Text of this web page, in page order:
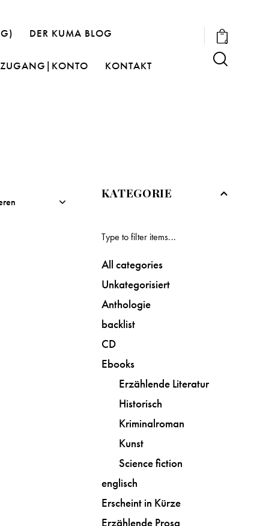
DER KUMA BLOG
ZUGANG|KONTO KONTAKT
0
KATEGORIE
All categories
Unkategorisiert
Anthologie
backlist
CD
Ebooks
Erzählende Literatur
Historisch
Kriminalroman
Kunst
Science fiction
englisch
Erscheint in Kürze
Erzählende Prosa